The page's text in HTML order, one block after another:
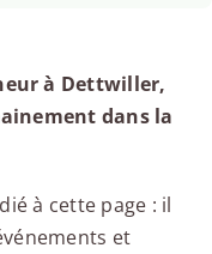
à Dettwiller,
dans la
à cette page : il
et